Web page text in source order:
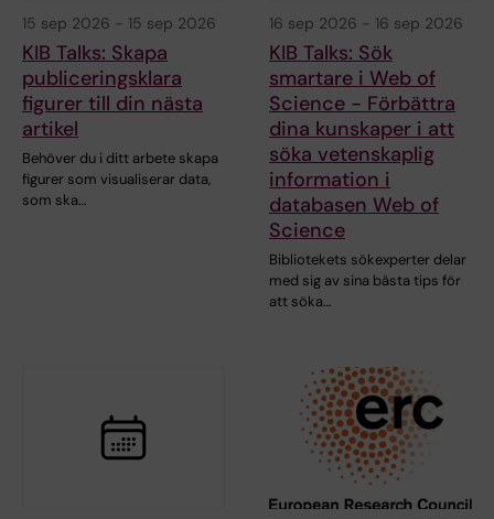
15 sep 2026 - 15 sep 2026
KIB Talks: Skapa
publiceringsklara
figurer till din nästa
artikel
Behöver du i ditt arbete skapa
figurer som visualiserar data,
som ska…
16 sep 2026 - 16 sep 2026
KIB Talks: Sök
smartare i Web of
Science - Förbättra
dina kunskaper i att
söka vetenskaplig
information i
databasen Web of
Science
Bibliotekets sökexperter delar
med sig av sina bästa tips för
att söka…